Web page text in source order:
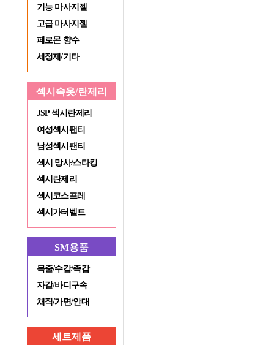
기능 마사지젤
고급 마사지젤
페로몬 향수
세정제/기타
섹시속옷/란제리
JSP 섹시란제리
여성섹시팬티
남성섹시팬티
섹시 망사/스타킹
섹시란제리
섹시코스프레
섹시가터벨트
SM용품
목줄/수갑/족갑
자갈/바디구속
채직/가면/안대
세트제품